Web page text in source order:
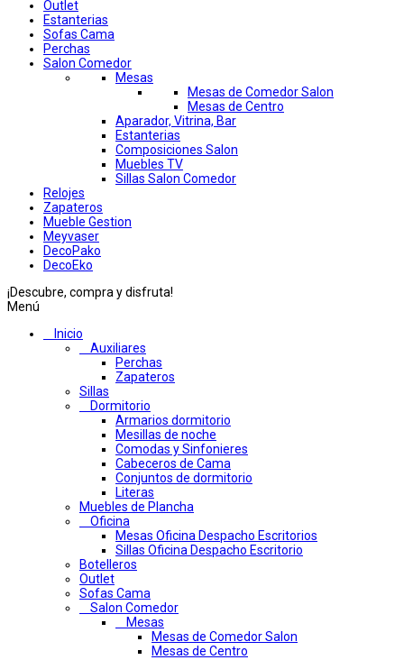
Outlet
Estanterias
Sofas Cama
Perchas
Salon Comedor
Mesas
Mesas de Comedor Salon
Mesas de Centro
Aparador, Vitrina, Bar
Estanterias
Composiciones Salon
Muebles TV
Sillas Salon Comedor
Relojes
Zapateros
Mueble Gestion
Meyvaser
DecoPako
DecoEko
¡Descubre, compra y disfruta!
Menú
Inicio
Auxiliares
Perchas
Zapateros
Sillas
Dormitorio
Armarios dormitorio
Mesillas de noche
Comodas y Sinfonieres
Cabeceros de Cama
Conjuntos de dormitorio
Literas
Muebles de Plancha
Oficina
Mesas Oficina Despacho Escritorios
Sillas Oficina Despacho Escritorio
Botelleros
Outlet
Sofas Cama
Salon Comedor
Mesas
Mesas de Comedor Salon
Mesas de Centro